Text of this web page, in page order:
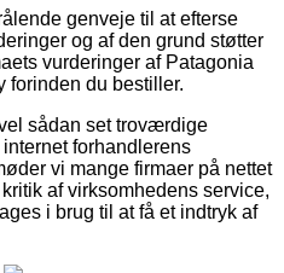
genveje til at efterse
og af den grund støtter
vurderinger af Patagonia
forinden du bestiller.
sådan set troværdige
forhandlerens
vi mange firmaer på nettet
af virksomhedens service,
i brug til at få et indtryk af